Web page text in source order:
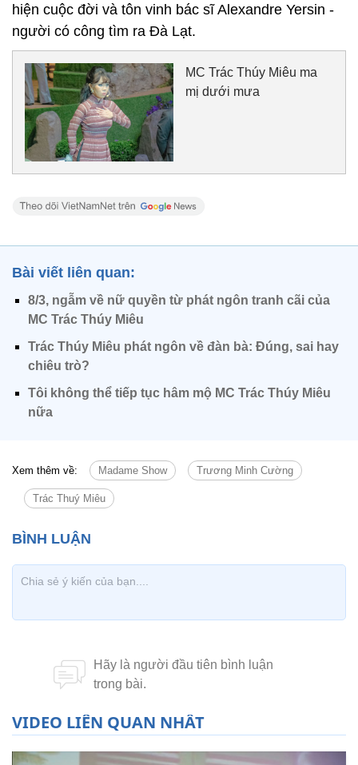
hiện cuộc đời và tôn vinh bác sĩ Alexandre Yersin -
người có công tìm ra Đà Lạt.
MC Trác Thúy Miêu ma
mị dưới mưa
Bài viết liên quan:
8/3, ngẫm về nữ quyền từ phát ngôn tranh cãi của
MC Trác Thúy Miêu
Trác Thúy Miêu phát ngôn về đàn bà: Đúng, sai hay
chiêu trò?
Tôi không thể tiếp tục hâm mộ MC Trác Thúy Miêu
nữa
Xem thêm về: Madame Show Trương Minh Cường
Trác Thuý Miêu
VIDEO LIÊN QUAN NHẤT